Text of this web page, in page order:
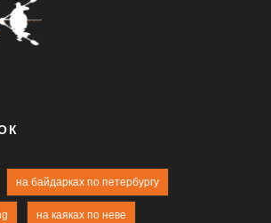
на байдарках по петербургу
на каяках по неве